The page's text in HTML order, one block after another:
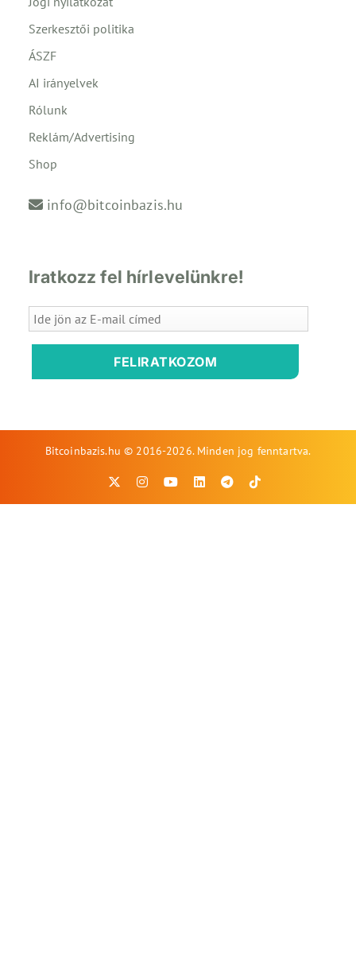
Szerkesztői politika
ÁSZF
AI irányelvek
Rólunk
Reklám/Advertising
Shop
info@bitcoinbazis.hu
Iratkozz fel hírlevelünkre!
FELIRATKOZOM
Bitcoinbazis.hu © 2016-2026. Minden jog fenntartva.